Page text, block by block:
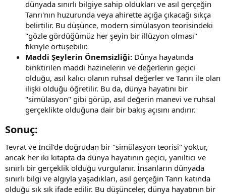
dünyada sınırlı bilgiye sahip oldukları ve asıl gerçeğin
Tanrı'nın huzurunda veya ahirette açığa çıkacağı sıkça
belirtilir. Bu düşünce, modern simülasyon teorisindeki
"gözle gördüğümüz her şeyin bir illüzyon olması"
fikriyle örtüşebilir.
Maddi Şeylerin Önemsizliği: Dünya hayatında
biriktirilen maddi hazinelerin ve değerlerin geçici
olduğu, asıl kalıcı olanın ruhsal değerler ve Tanrı ile olan
ilişki olduğu öğretilir. Bu da, dünya hayatını bir
"simülasyon" gibi görüp, asıl değerin manevi ve ruhsal
gerçeklikte olduğuna dair bir bakış açısını andırır.
Sonuç:​
Tevrat ve İncil'de doğrudan bir "simülasyon teorisi" yoktur,
ancak her iki kitapta da dünya hayatının geçici, yanıltıcı ve
sınırlı bir gerçeklik olduğu vurgulanır. İnsanların dünyada
sınırlı bilgi ve algıyla yaşadıkları, asıl gerçeğin Tanrı katında
olduğu sık sık ifade edilir. Bu düşünceler, dünya hayatının bir